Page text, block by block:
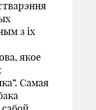
з іх
якое
Самая